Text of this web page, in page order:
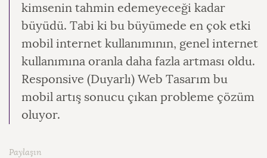
kimsenin tahmin edemeyeceği kadar
büyüdü. Tabi ki bu büyümede en çok etki
mobil internet kullanımının, genel internet
kullanımına oranla daha fazla artması oldu.
Responsive (Duyarlı) Web Tasarım bu
mobil artış sonucu çıkan probleme çözüm
oluyor.
Paylaşın